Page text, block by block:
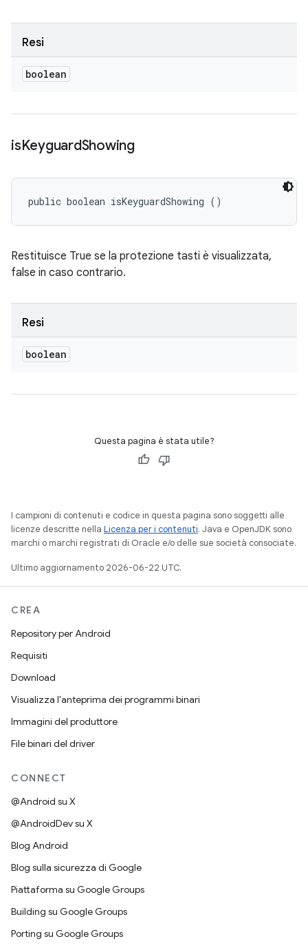
Resi
boolean
isKeyguardShowing
public boolean isKeyguardShowing ()
Restituisce True se la protezione tasti è visualizzata,
false in caso contrario.
Resi
boolean
Questa pagina è stata utile?
I campioni di contenuti e codice in questa pagina sono soggetti alle
licenze descritte nella Licenza per i contenuti. Java e OpenJDK sono
marchi o marchi registrati di Oracle e/o delle sue società consociate.
Ultimo aggiornamento 2026-06-22 UTC.
CREA
Repository per Android
Requisiti
Download
Visualizza l'anteprima dei programmi binari
Immagini del produttore
File binari del driver
CONNECT
@Android su X
@AndroidDev su X
Blog Android
Blog sulla sicurezza di Google
Piattaforma su Google Groups
Building su Google Groups
Porting su Google Groups